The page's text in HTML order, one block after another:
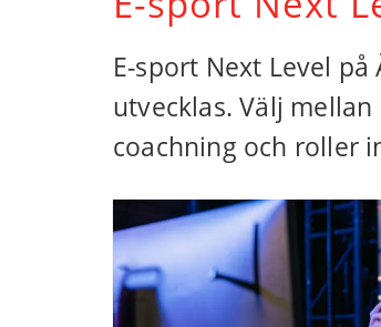
E-sport Next Level
utvecklas. Välj
coachning och roller